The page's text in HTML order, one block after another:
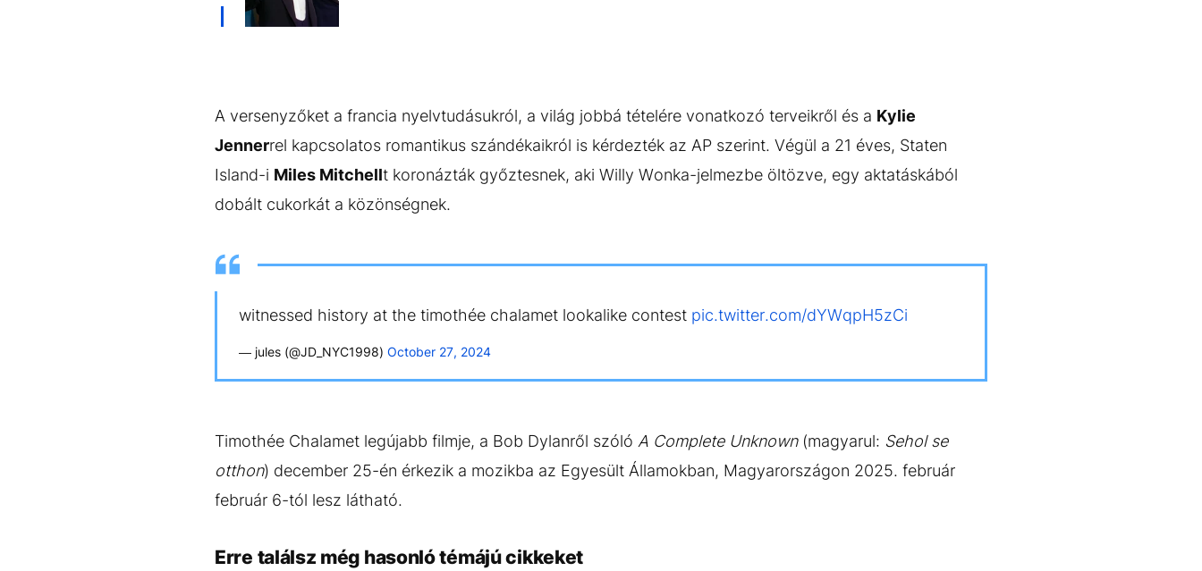
A versenyzőket a francia nyelvtudásukról, a világ jobbá tételére vonatkozó terveikről és a Kylie
Jennerrel kapcsolatos romantikus szándékaikról is kérdezték az AP szerint. Végül a 21 éves, Staten
Island-i Miles Mitchellt koronázták győztesnek, aki Willy Wonka-jelmezbe öltözve, egy aktatáskából
dobált cukorkát a közönségnek.
witnessed history at the timothée chalamet lookalike contest pic.twitter.com/dYWqpH5zCi
— jules (@JD_NYC1998) October 27, 2024
Timothée Chalamet legújabb filmje, a Bob Dylanről szóló A Complete Unknown (magyarul: Sehol se
otthon) december 25-én érkezik a mozikba az Egyesült Államokban, Magyarországon 2025. február
február 6-tól lesz látható.
Erre találsz még hasonló témájú cikkeket